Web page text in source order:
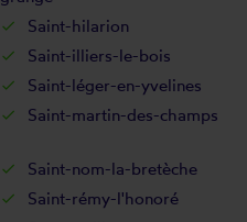
Saint-hilarion
Saint-illiers-le-bois
Saint-léger-en-yvelines
Saint-martin-des-champs
Saint-nom-la-bretèche
Saint-rémy-l'honoré